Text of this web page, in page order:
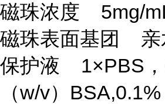
磁珠浓度 5mg/
磁珠表面基团 亲
保护液 1×PBS，
（w/v）BSA,0.1%